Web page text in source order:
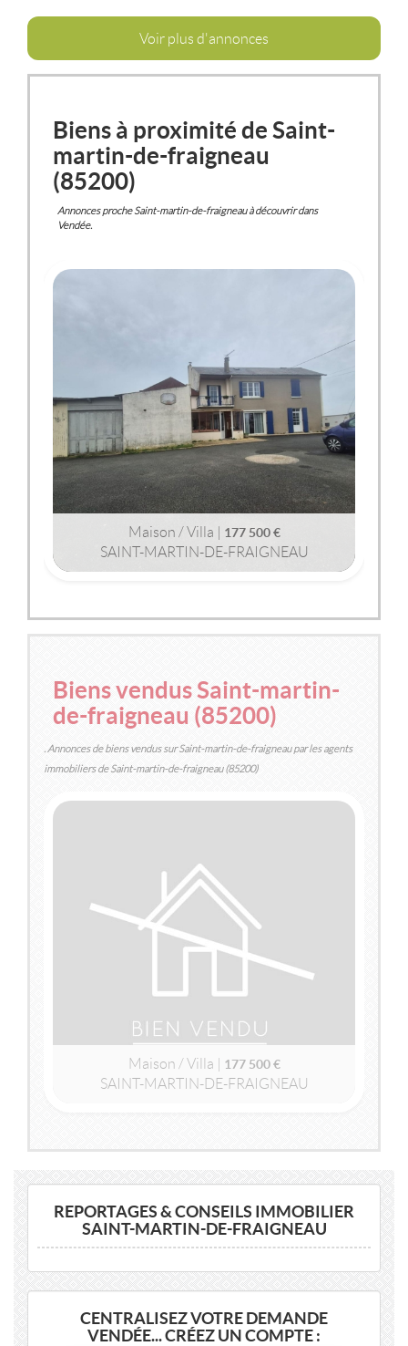
Voir plus d'annonces
Biens à proximité de Saint-
martin-de-fraigneau
(85200)
Annonces proche Saint-martin-de-fraigneau à découvrir dans
Vendée.
Maison / Villa | 177 500 €
SAINT-MARTIN-DE-FRAIGNEAU
144m | 7 pièce(s) | Ext. 1 778m
MAISON / VILLA
177 500 €
Biens vendus Saint-martin-
de-fraigneau (85200)
. Annonces de biens vendus sur Saint-martin-de-fraigneau par les agents
immobiliers de Saint-martin-de-fraigneau (85200)
Maison / Villa | 177 500 €
SAINT-MARTIN-DE-FRAIGNEAU
SAINT-MARTIN-DE-FRAIGNEAU
(85200)
MAISON / VILLA
177 500 €
REPORTAGES & CONSEILS IMMOBILIER
SAINT-MARTIN-DE-FRAIGNEAU
CENTRALISEZ VOTRE DEMANDE
VENDÉE... CRÉEZ UN COMPTE :